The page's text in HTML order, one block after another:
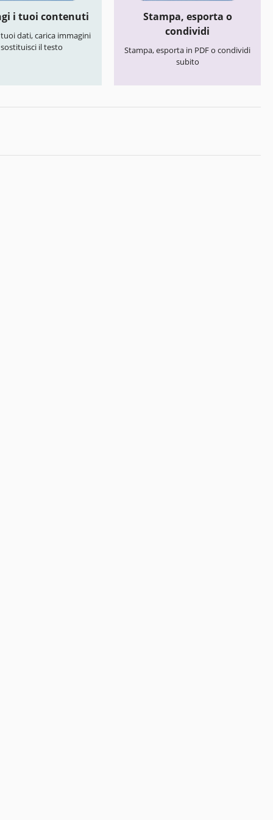
i tuoi contenuti
dati, carica immagini
il testo
Stampa, esporta o
condividi
Stampa, esporta in PDF o condividi
subito